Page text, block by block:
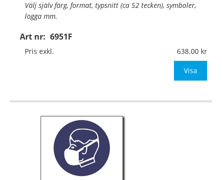
Art nr: 6951F
Välj själv färg, format, typsnitt (ca 52 tecken), symboler,
logga mm.
Material:Självhäftande folie
Mått:148x210mm (eller annat mått upp till 0,04m²)
Pris exkl. 638.00
Visa